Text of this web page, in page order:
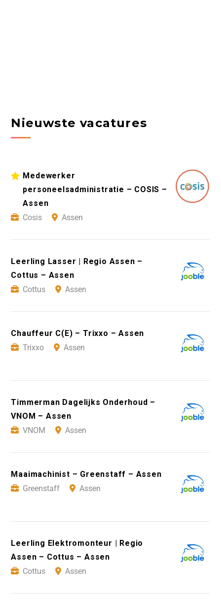
Nieuwste vacatures
Medewerker
personeelsadministratie – COSIS –
Assen
Cosis
Assen
Leerling Lasser | Regio Assen –
Cottus – Assen
Cottus
Assen
Chauffeur C(E) – Trixxo – Assen
Trixxo
Assen
Timmerman Dagelijks Onderhoud –
VNOM – Assen
VNOM
Assen
Maaimachinist – Greenstaff – Assen
Greenstaff
Assen
Leerling Elektromonteur | Regio
Assen – Cottus – Assen
Cottus
Assen